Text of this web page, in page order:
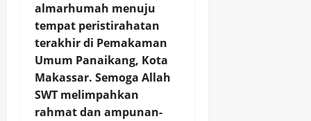
almarhumah menuju
tempat peristirahatan
terakhir di Pemakaman
Umum Panaikang, Kota
Makassar. Semoga Allah
SWT melimpahkan
rahmat dan ampunan-